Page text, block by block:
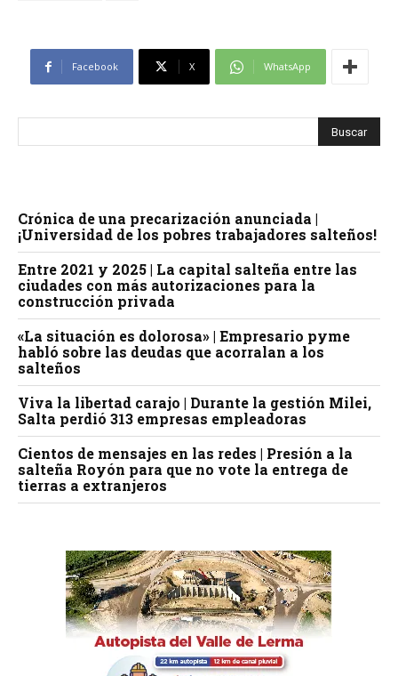
Facebook X WhatsApp
Crónica de una precarización anunciada |
¡Universidad de los pobres trabajadores salteños!
Entre 2021 y 2025 | La capital salteña entre las
ciudades con más autorizaciones para la
construcción privada
«La situación es dolorosa» | Empresario pyme
habló sobre las deudas que acorralan a los
salteños
Viva la libertad carajo | Durante la gestión Milei,
Salta perdió 313 empresas empleadoras
Cientos de mensajes en las redes | Presión a la
salteña Royón para que no vote la entrega de
tierras a extranjeros